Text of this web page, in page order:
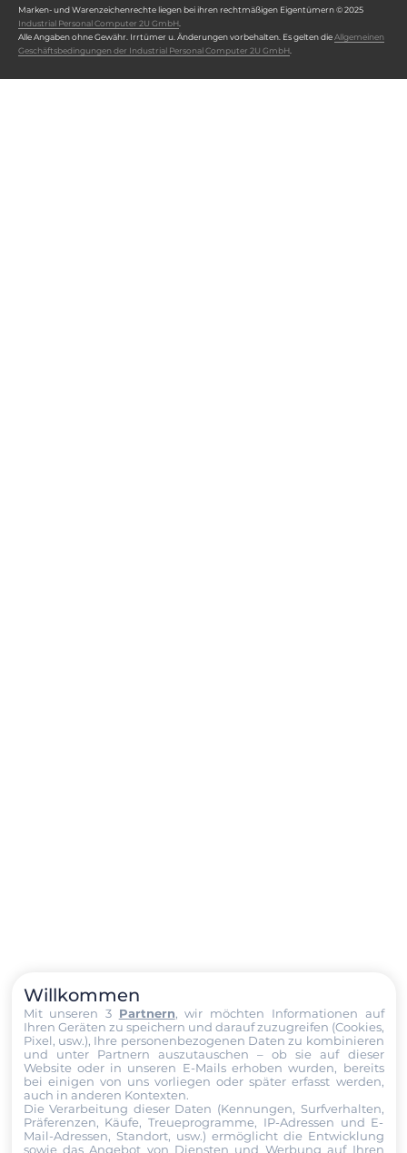
Marken- und Warenzeichenrechte liegen bei ihren rechtmäßigen Eigentümern © 2025
Industrial Personal Computer 2U GmbH
Alle Angaben ohne Gewähr. Irrtümer u. Änderungen vorbehalten. Es gelten dieAllgemeinen
Geschäftsbedingungen der Industrial Personal Computer 2U GmbH
Willkommen
Mit unseren 3 Partnern, wir möchten Informationen auf
Ihren Geräten zu speichern und darauf zuzugreifen (Cookies,
Pixel, usw.), Ihre personenbezogenen Daten zu kombinieren
und unter Partnern auszutauschen – ob sie auf dieser
Website oder in unseren E-Mails erhoben wurden, bereits
bei einigen von uns vorliegen oder später erfasst werden,
auch in anderen Kontexten.
Die Verarbeitung dieser Daten (Kennungen, Surfverhalten,
Präferenzen, Käufe, Treueprogramme, IP-Adressen und E-
Mail-Adressen, Standort, usw.) ermöglicht die Entwicklung
sowie das Angebot von Diensten und Werbung auf Ihren